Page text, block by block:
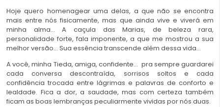
Hoje quero homenagear uma delas, a que não se encontra
mais entre nós fisicamente, mas que ainda vive e viverá em
minha alma… A caçula das Marias, de beleza rara,
personalidade forte, fala imponente, a que me mostrou a sua
melhor versão… Sua essência transcende além dessa vida…
A você, minha Tieda, amiga, confidente… pra sempre guardarei
cada conversa descontraída, sorrisos soltos e cada
confidência trocada entre lágrimas e palavras de conforto e
lealdade. Fica a dor, a saudade, mas com certeza também
ficam as boas lembranças peculiarmente vividas por nós duas.